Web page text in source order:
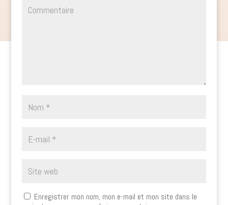
Enregistrer mon nom, mon e-mail et mon site dans le